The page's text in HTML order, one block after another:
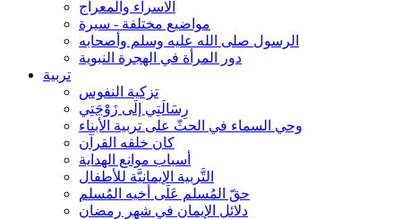
الاسراء والمعراج
مواضيع مختلفة - سيرة
الرسول صلى الله عليه وسلم وأصحابه
دور المرأة في الهجرة النبوية
تربية
تزكية النفوس
رِسَالَتِي إلَى زَوْجَتِي
وحي السماء في الحثّ على تربية الأبناء
كان خلقه القرآن
أسباب موانع الهداية
التَّربية الإيمانيَّة للأطفال
حقّ المُسلم عَلَى أخيه المُسلم
دلائل الإيمان في شهر رمضان